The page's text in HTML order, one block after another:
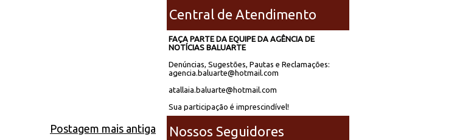
Postagem mais antiga
Central de Atendimento
FAÇA PARTE DA EQUIPE DA AGÊNCIA DE
NOTÍCIAS BALUARTE
Denúncias, Sugestões, Pautas e Reclamações:
agencia.baluarte@hotmail.com
atallaia.baluarte@hotmail.com
Sua participação é imprescindível!
Nossos Seguidores